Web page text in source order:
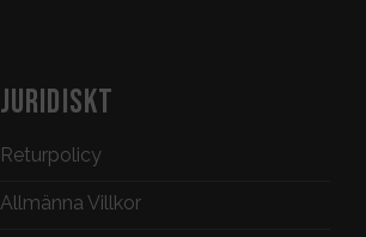
JURIDISKT
Returpolicy
Allmänna Villkor